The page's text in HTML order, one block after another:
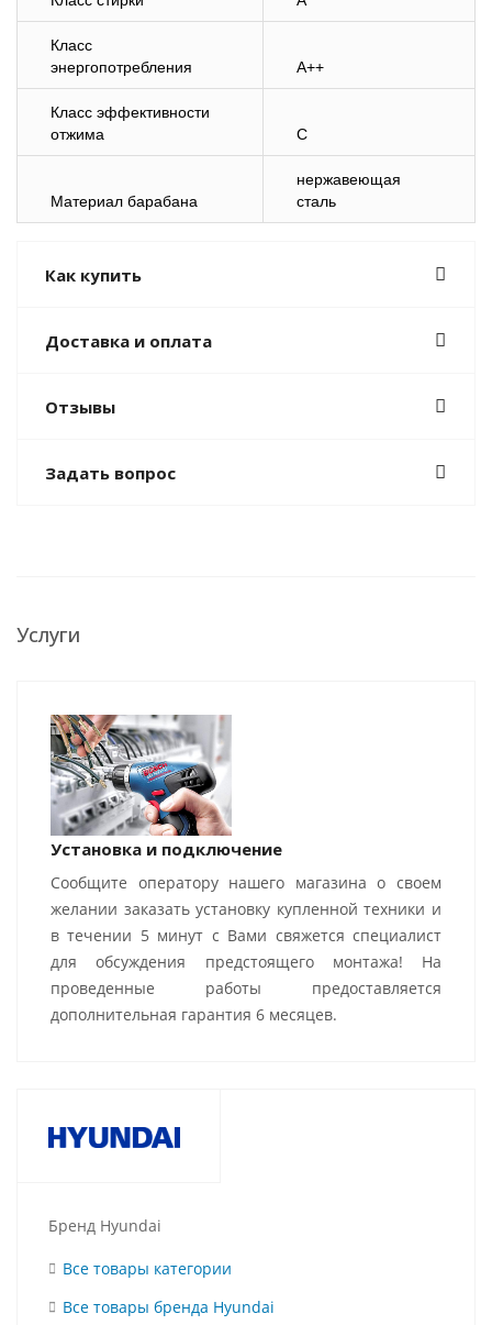
Класс
энергопотребления
A++
Класс эффективности
отжима
C
Материал барабана
нержавеющая
сталь
Как купить
Доставка и оплата
Отзывы
Задать вопрос
Услуги
Установка и подключение
Сообщите оператору нашего магазина о своем
желании заказать установку купленной техники и
в течении 5 минут с Вами свяжется специалист
для обсуждения предстоящего монтажа! На
проведенные работы предоставляется
дополнительная гарантия 6 месяцев.
Бренд Hyundai
Все товары категории
Все товары бренда Hyundai